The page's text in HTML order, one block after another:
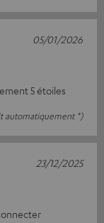
5 étoiles
automatiquement *)
05/01/2026
23/12/2025